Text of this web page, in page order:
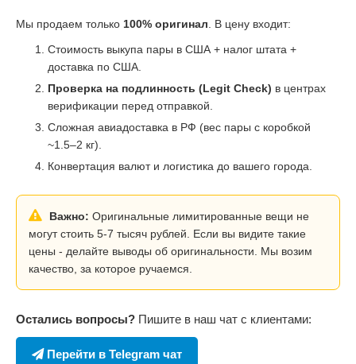
Мы продаем только 100% оригинал . В цену входит:
Стоимость выкупа пары в США + налог штата +
доставка по США.
Проверка на подлинность (Legit Check) в центрах
верификации перед отправкой.
Сложная авиадоставка в РФ (вес пары с коробкой
~1.5–2 кг).
Конвертация валют и логистика до вашего города.
Важно: Оригинальные лимитированные вещи не
могут стоить 5-7 тысяч рублей. Если вы видите такие
цены - делайте выводы об оригинальности. Мы возим
качество, за которое ручаемся.
Остались вопросы? Пишите в наш чат с клиентами:
Перейти в Telegram чат